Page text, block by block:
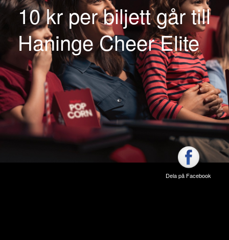
10 kr per biljett går till
Haninge Cheer Elite
Dela på Facebook